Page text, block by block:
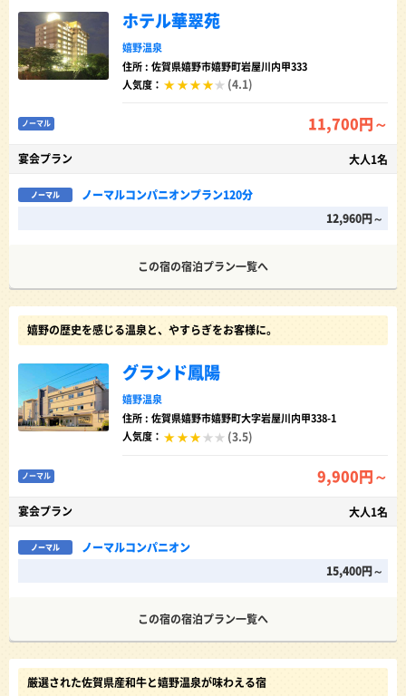
ホテル華翠苑
嬉野温泉
住所 : 佐賀県嬉野市嬉野町岩屋川内甲333
人気度：
(4.1)
ノーマル 11,700円～
宴会プラン 大人1名
ノーマル
ノーマルコンパニオンプラン120分
12,960円～
この宿の宿泊プラン一覧へ
嬉野の歴史を感じる温泉と、やすらぎをお客様に。
グランド鳳陽
嬉野温泉
住所 : 佐賀県嬉野市嬉野町大字岩屋川内甲338-1
人気度：
(3.5)
ノーマル 9,900円～
宴会プラン 大人1名
ノーマル
ノーマルコンパニオン
15,400円～
この宿の宿泊プラン一覧へ
厳選された佐賀県産和牛と嬉野温泉が味わえる宿